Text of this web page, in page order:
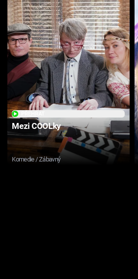
Mezi COOLky
Komedie / Zábavný